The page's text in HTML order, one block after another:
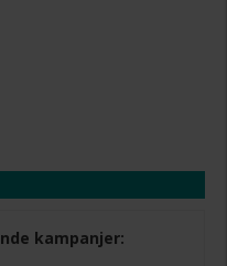
kampanjer: